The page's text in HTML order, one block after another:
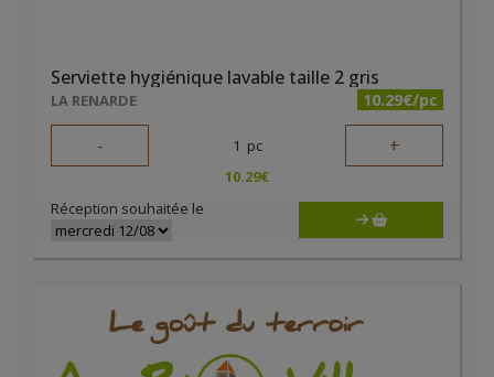
Serviette hygiénique lavable taille 2 gris
LA RENARDE 10.29€/pc
- 1 pc +
10.29€
Réception souhaitée le